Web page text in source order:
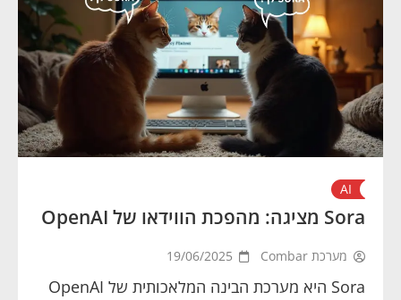
AI
Sora מציגה: מהפכת הווידאו של OpenAI
מערכת Combar 19/06/2025
Sora היא מערכת הבינה המלאכותית של OpenAI